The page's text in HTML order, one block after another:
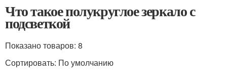
Что такое полукруглое зеркало с
подсветкой
Показано товаров: 8
Сортировать: По умолчанию